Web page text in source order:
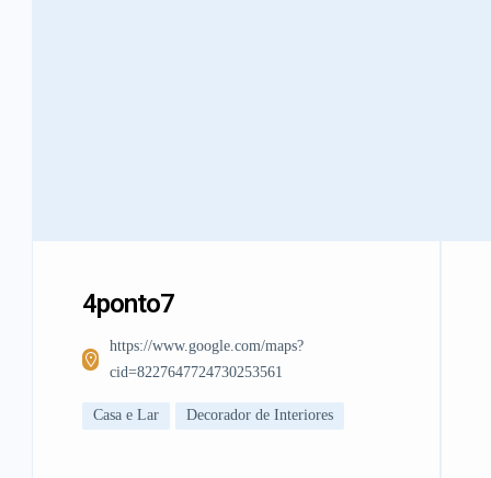
4ponto7
https://www.google.com/maps?
cid=8227647724730253561
Casa e Lar Decorador de Interiores